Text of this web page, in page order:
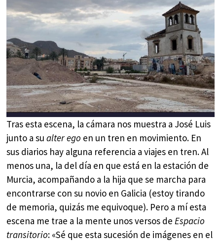
Tras esta escena, la cámara nos muestra a José Luis
junto a sualter ego en un tren en movimiento. En
sus diarios hay alguna referencia a viajes en tren. Al
menos una, la del día en que está en la estación de
Murcia, acompañando a la hija que se marcha para
encontrarse con su novio en Galicia (estoy tirando
de memoria, quizás me equivoque). Pero a mí esta
escena me trae a la mente unos versos de Espacio
transitorio: «Sé que esta sucesión de imágenes en el